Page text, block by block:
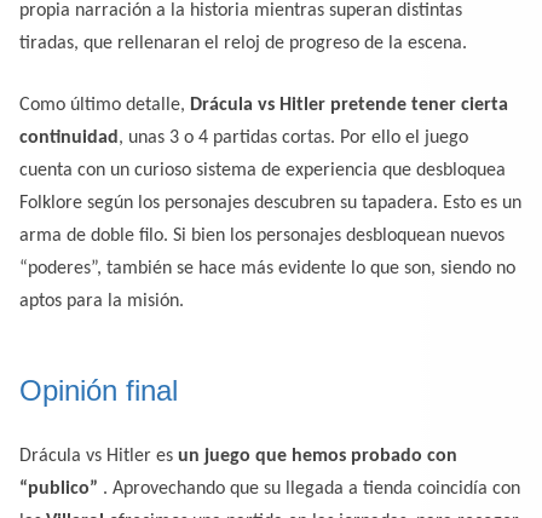
propia narración a la historia mientras superan distintas
tiradas, que rellenaran el reloj de progreso de la escena.
Como último detalle, Drácula vs Hitler pretende tener cierta
continuidad , unas 3 o 4 partidas cortas. Por ello el juego
cuenta con un curioso sistema de experiencia que desbloquea
Folklore según los personajes descubren su tapadera. Esto es un
arma de doble filo. Si bien los personajes desbloquean nuevos
“poderes”, también se hace más evidente lo que son, siendo no
aptos para la misión.
Opinión final
Drácula vs Hitler es un juego que hemos probado con
“publico” . Aprovechando que su llegada a tienda coincidía con